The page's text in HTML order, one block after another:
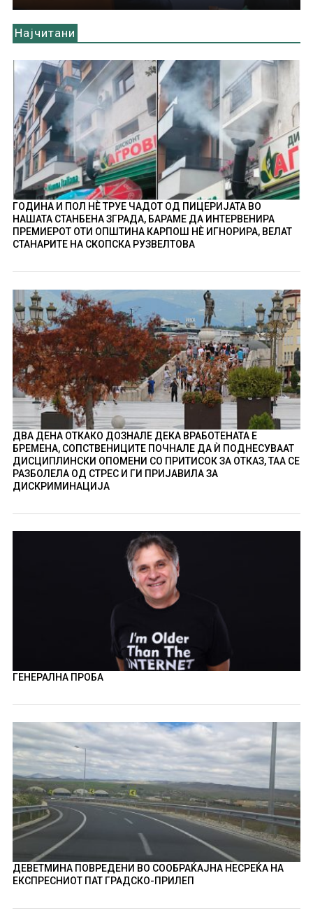
Најчитани
ГОДИНА И ПОЛ НÈ ТРУЕ ЧАДОТ ОД ПИЦЕРИЈАТА ВО
НАШАТА СТАНБЕНА ЗГРАДА, БАРАМЕ ДА ИНТЕРВЕНИРА
ПРЕМИЕРОТ ОТИ ОПШТИНА КАРПОШ НÈ ИГНОРИРА, ВЕЛАТ
СТАНАРИТЕ НА СКОПСКА РУЗВЕЛТОВА
ДВА ДЕНА ОТКАКО ДОЗНАЛЕ ДЕКА ВРАБОТЕНАТА Е
БРЕМЕНА, СОПСТВЕНИЦИТЕ ПОЧНАЛЕ ДА Ѝ ПОДНЕСУВААТ
ДИСЦИПЛИНСКИ ОПОМЕНИ СО ПРИТИСОК ЗА ОТКАЗ, ТАА СЕ
РАЗБОЛЕЛА ОД СТРЕС И ГИ ПРИЈАВИЛА ЗА
ДИСКРИМИНАЦИЈА
ГЕНЕРАЛНА ПРОБА
ДЕВЕТМИНА ПОВРЕДЕНИ ВО СООБРАЌАЈНА НЕСРЕЌА НА
ЕКСПРЕСНИОТ ПАТ ГРАДСКО-ПРИЛЕП